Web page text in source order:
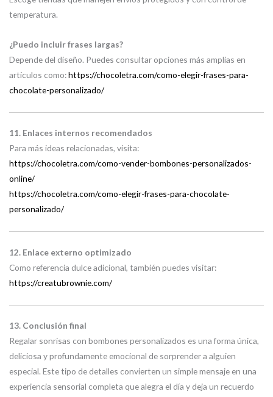
temperatura.
¿Puedo incluir frases largas?
Depende del diseño. Puedes consultar opciones más amplias en
artículos como:https://chocoletra.com/como-elegir-frases-para-
chocolate-personalizado/
11. Enlaces internos recomendados
Para más ideas relacionadas, visita:
https://chocoletra.com/como-vender-bombones-personalizados-
online/
https://chocoletra.com/como-elegir-frases-para-chocolate-
personalizado/
12. Enlace externo optimizado
Como referencia dulce adicional, también puedes visitar:
https://creatubrownie.com/
13. Conclusión final
Regalar sonrisas con bombones personalizados es una forma única,
deliciosa y profundamente emocional de sorprender a alguien
especial. Este tipo de detalles convierten un simple mensaje en una
experiencia sensorial completa que alegra el día y deja un recuerdo